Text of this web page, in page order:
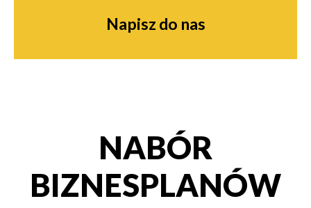
Napisz do nas
NABÓR
BIZNESPLANÓW